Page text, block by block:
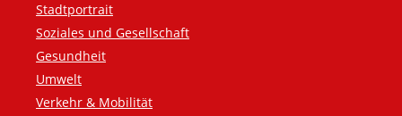
Stadtportrait
Soziales und Gesellschaft
Gesundheit
Umwelt
Verkehr & Mobilität